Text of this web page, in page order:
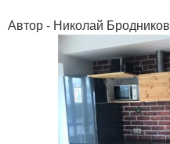
Автор - Николай Бродников